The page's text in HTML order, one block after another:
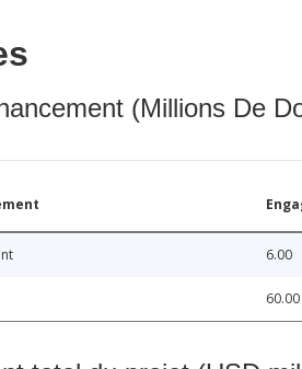
(Millions De
6.00
60.00